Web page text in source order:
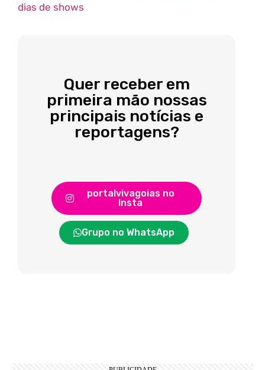
dias de shows
Quer receber em
primeira mão nossas
principais notícias e
reportagens?
portalvivagoias no
Insta
Grupo no WhatsApp